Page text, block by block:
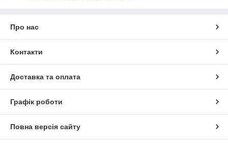
Про нас
Контакти
Доставка та оплата
Графік роботи
Повна версія сайту